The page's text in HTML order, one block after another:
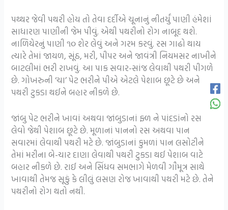
પથ્થર જેવી પથરી હોય તો તેવા દર્દીએ ચૂનાનું નીતર્યું પાણી હંમેશાં
સાધારણ પાણીની જેમ પીવું. એથી પથરીનો રોગ નાબૂદ થશે.
નાળિયેરનું પાણી ૧૦ શેર લેવું અને ગરમ કરવું. રસ ગાઢો થાય
ત્યારે તેમાં જાયળ, સૂંઠ, મરી, પીપર અને જાવંત્રી નિયમસર નાખીને
બાટલીમાં ભરી રાખવું. આ પાક સવાર-સાંજ લેવાથી પથરી પીગળે
છે.ગોખરુની ‘ચા’ પેટ ભરીને પીએ એટલે પેશાબ છૂટે છે અને
પથરી ટુકડા થઈને બહાર નીકળે છે.
જાંબુ પેટ ભરીને ખાવાં અથવા જાંબુડાનાં ફ્ળ ને પાંદડાંનો રસ
લેવો જેથી પેશાબ છૂટે છે.મૂળાનાં પાનનો રસ અથવા પાન
સવારમાં લેવાથી પથરી મટે છે.જાંબુડાનાં કુમળાં પાન લસોટીને
તેમાં મરીના બે-ચાર દાણાલેવાથી પથરી ટુકડા થઈ પેશાબ વાટે
બહાર નીકળે છે.રાઈ અને સિંધવ સમભાગે મેળવી ગૌમૂત્ર સાથે
ખાવાથી તેમજ સૂકું કે લીલું લસણ રોજ ખાવાથી પથરી મટે છે. તેને
પથરીનો રોગ થતો નથી.